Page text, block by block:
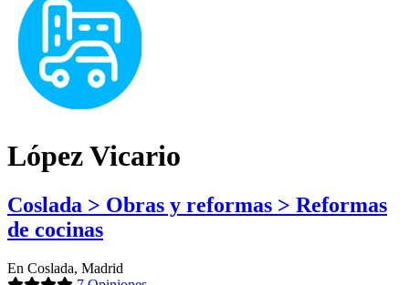
López Vicario
Coslada > Obras y reformas > Reformas
de cocinas
En Coslada, Madrid